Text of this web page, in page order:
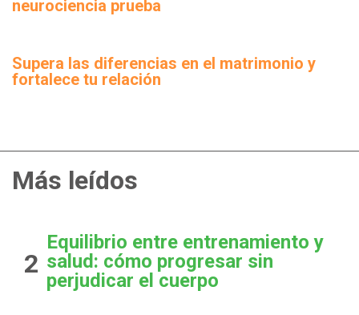
neurociencia prueba
Supera las diferencias en el matrimonio y
fortalece tu relación
Más leídos
2
Equilibrio entre entrenamiento y
salud: cómo progresar sin
perjudicar el cuerpo